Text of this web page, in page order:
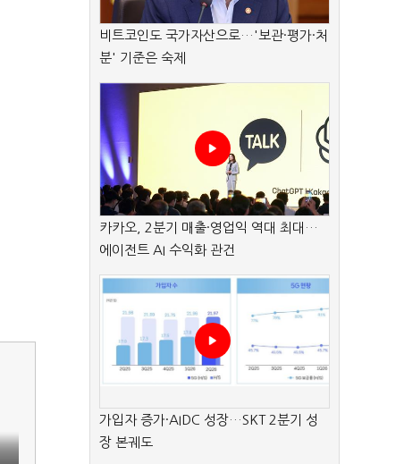
비트코인도 국가자산으로…'보관·평가·처
분' 기준은 숙제
카카오, 2분기 매출·영업익 역대 최대…
에이전트 AI 수익화 관건
가입자 증가·AIDC 성장…SKT 2분기 성
장 본궤도